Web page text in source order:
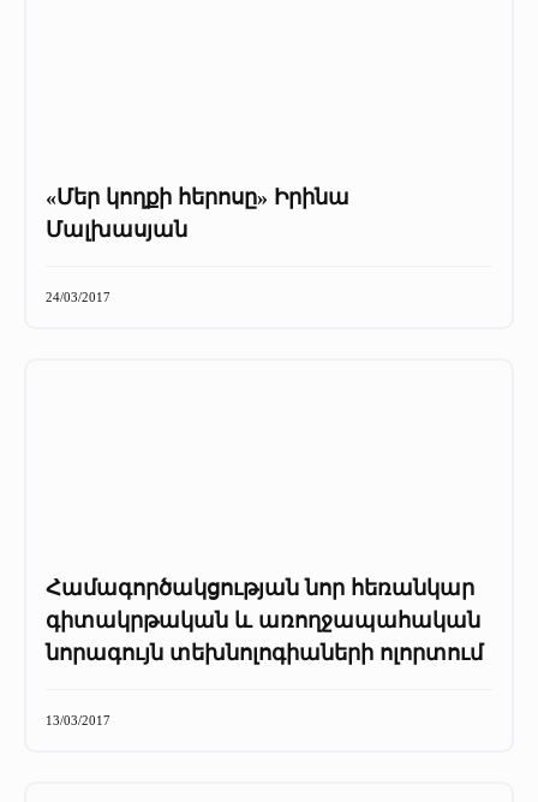
«Մեր կողքի հերոսը» Իրինա
Մալխասյան
24/03/2017
Համագործակցության նոր հեռանկար
գիտակրթական և առողջապահական
նորագույն տեխնոլոգիաների ոլորտում
13/03/2017